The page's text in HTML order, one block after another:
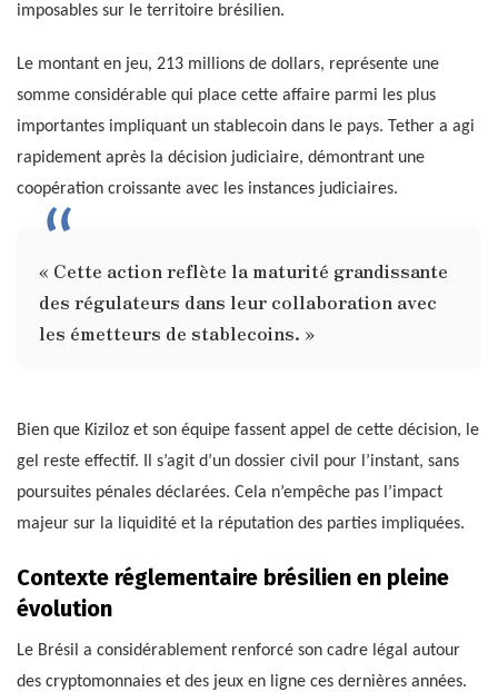
imposables sur le territoire brésilien.
Le montant en jeu, 213 millions de dollars, représente une
somme considérable qui place cette affaire parmi les plus
importantes impliquant un stablecoin dans le pays. Tether a agi
rapidement après la décision judiciaire, démontrant une
coopération croissante avec les instances judiciaires.
« Cette action reflète la maturité grandissante
des régulateurs dans leur collaboration avec
les émetteurs de stablecoins. »
Bien que Kiziloz et son équipe fassent appel de cette décision, le
gel reste effectif. Il s’agit d’un dossier civil pour l’instant, sans
poursuites pénales déclarées. Cela n’empêche pas l’impact
majeur sur la liquidité et la réputation des parties impliquées.
Contexte réglementaire brésilien en pleine
évolution
Le Brésil a considérablement renforcé son cadre légal autour
des cryptomonnaies et des jeux en ligne ces dernières années.